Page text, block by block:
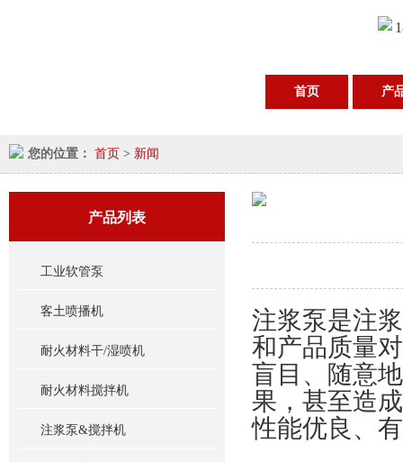
首页 产
您的位置： 首页 > 新闻
产品列表
工业软管泵
客土喷播机
耐火材料干/湿喷机
耐火材料搅拌机
注浆泵&搅拌机
注浆泵是注
和产品质量
盲目、随意
果，甚至造
性能优良、